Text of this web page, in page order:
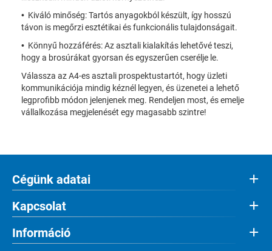
• Kiváló minőség: Tartós anyagokból készült, így hosszú
távon is megőrzi esztétikai és funkcionális tulajdonságait.
• Könnyű hozzáférés: Az asztali kialakítás lehetővé teszi,
hogy a brosúrákat gyorsan és egyszerűen cserélje le.
Válassza az A4-es asztali prospektustartót, hogy üzleti
kommunikációja mindig kéznél legyen, és üzenetei a lehető
legprofibb módon jelenjenek meg. Rendeljen most, és emelje
vállalkozása megjelenését egy magasabb szintre!
Cégünk adatai
Kapcsolat
Információ